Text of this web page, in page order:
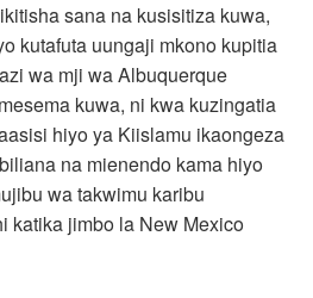
sana na kusisitiza kuwa,
kutafuta uungaji mkono kupitia
wa mji wa Albuquerque
kuwa, ni kwa kuzingatia
hiyo ya Kiislamu ikaongeza
na mienendo kama hiyo
wa takwimu karibu
katika jimbo la New Mexico